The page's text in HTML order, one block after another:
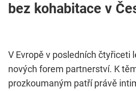
bez kohabitace v
V Evropě v posledních čtyřiceti
nových forem partnerství. K
prozkoumaným patří právě